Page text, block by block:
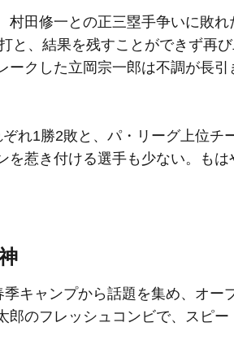
田修一との正三塁手争いに敗れ
と、結果を残すことができず再
ークした立岡宗一郎は不調が長引
れ1勝2敗と、パ・リーグ上位チ
惹き付ける選手も少ない。もは
キャンプから話題を集め、オー
郎のフレッシュコンビで、スピー